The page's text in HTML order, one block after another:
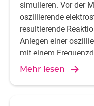
simulieren. Vor der
oszillierende
resultierende
Anlegen einer
mit einem
kHz – kann die
Mehr lesen